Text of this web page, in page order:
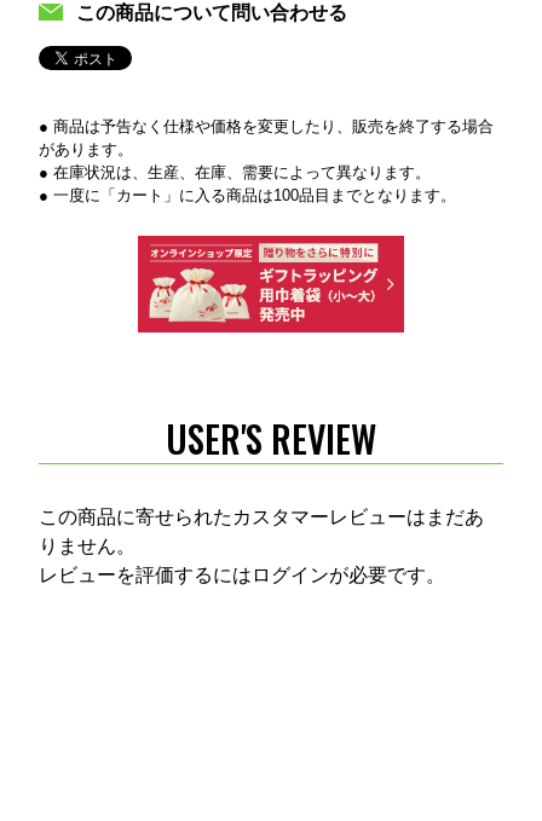
この商品について問い合わせる
● 商品は予告なく仕様や価格を変更したり、販売を終了する場合
があります。
● 在庫状況は、生産、在庫、需要によって異なります。
● 一度に「カート」に入る商品は100品目までとなります。
USER'S REVIEW
この商品に寄せられたカスタマーレビューはまだあ
りません。
レビューを評価するには ログインが必要です。